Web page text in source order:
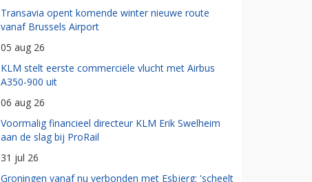
Transavia opent komende winter nieuwe route
vanaf Brussels Airport
05 aug 26
KLM stelt eerste commerciële vlucht met Airbus
A350-900 uit
06 aug 26
Voormalig financieel directeur KLM Erik Swelheim
aan de slag bij ProRail
31 jul 26
Groningen vanaf nu verbonden met Esbjerg: 'scheelt